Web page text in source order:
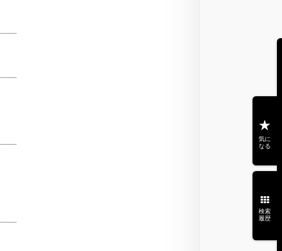
気に
なる
検索
履歴